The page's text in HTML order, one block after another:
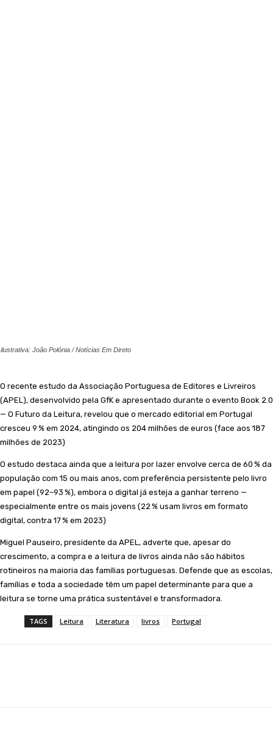
João Polónia / Notícias Em Direto
O recente estudo da Associação Portuguesa de Editores e Livreiros
(APEL), desenvolvido pela GfK e apresentado durante o evento Book 2.0
— O Futuro da Leitura, revelou que o mercado editorial em Portugal
cresceu 9 % em 2024, atingindo os 204 milhões de euros (face aos 187
milhões de 2023)
O estudo destaca ainda que a leitura por lazer envolve cerca de 60 % da
população com 15 ou mais anos, com preferência persistente pelo livro
em papel (92–93 %), embora o digital já esteja a ganhar terreno —
especialmente entre os mais jovens (22 % usam livros em formato
digital, contra 17 % em 2023)
Miguel Pauseiro, presidente da APEL, adverte que, apesar do
crescimento, a compra e a leitura de livros ainda não são hábitos
rotineiros na maioria das famílias portuguesas. Defende que as escolas,
famílias e toda a sociedade têm um papel determinante para que a
leitura se torne uma prática sustentável e transformadora.
TAGS Leitura Literatura livros Portugal